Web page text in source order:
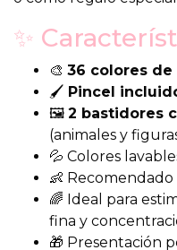
✨
🎨 36 colores de
🖌️ Pincel
🖼️ 2 bastidores
(animales y
💦 Colores
👶 Recomendado
🌈 Ideal para
fina y
🎁 Presentación